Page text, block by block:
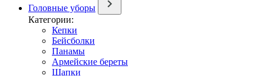
Головные уборы
Категории:
Кепки
Бейсболки
Панамы
Армейские береты
Шапки